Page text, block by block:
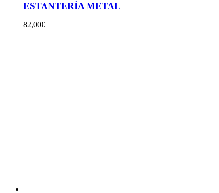
ESTANTERÍA METAL
82,00€